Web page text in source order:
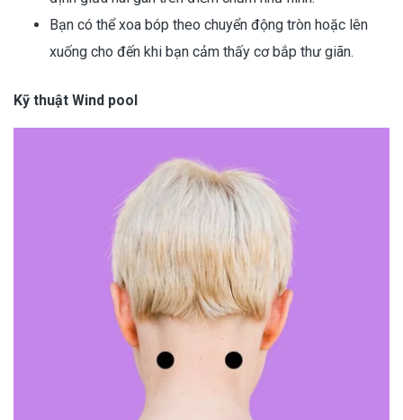
Bạn có thể xoa bóp theo chuyển động tròn hoặc lên
xuống cho đến khi bạn cảm thấy cơ bắp thư giãn.
Kỹ thuật Wind pool